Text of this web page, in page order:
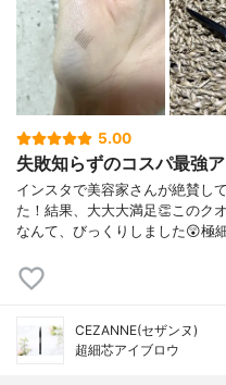
5.00
失敗知らずのコスパ最強
インスタで美容家さんが絶賛し
た！結果、大大大満足👏このク
なんて、びっくりしました😲極
CEZANNE(セザンヌ)
超細芯アイブロウ